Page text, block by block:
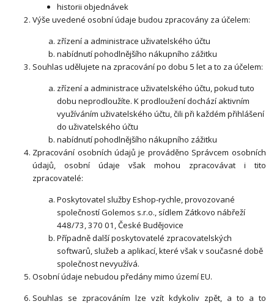
historii objednávek
Výše uvedené osobní údaje budou zpracovány za účelem:
zřízení a administrace uživatelského účtu
nabídnutí pohodlnějšího nákupního zážitku
Souhlas udělujete na zpracování po dobu 5 let a to za účelem:
zřízení a administrace uživatelského účtu, pokud tuto
dobu neprodloužíte. K prodloužení dochází aktivním
využíváním uživatelského účtu, čili při každém přihlášení
do uživatelského účtu
nabídnutí pohodlnějšího nákupního zážitku
Zpracování osobních údajů je prováděno Správcem osobních
údajů, osobní údaje však mohou zpracovávat i tito
zpracovatelé:
Poskytovatel služby Eshop-rychle, provozované
společností Golemos s.r.o., sídlem Zátkovo nábřeží
448/73, 370 01, České Budějovice
Případně další poskytovatelé zpracovatelských
softwarů, služeb a aplikací, které však v současné době
společnost nevyužívá.
Osobní údaje nebudou předány mimo území EU.
Souhlas se zpracováním lze vzít kdykoliv zpět, a to a to